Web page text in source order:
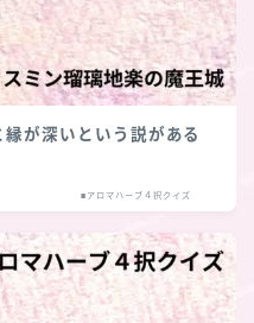
が深いという説がある
■アロマハーブ４択クイズ